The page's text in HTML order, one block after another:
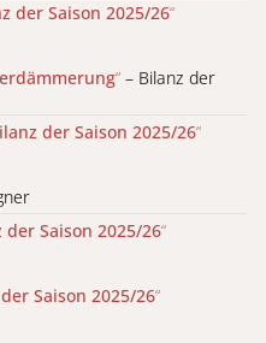
der Saison 2025/26“
“ – Bilanz der
der Saison 2025/26“
der Saison 2025/26“
Saison 2025/26“